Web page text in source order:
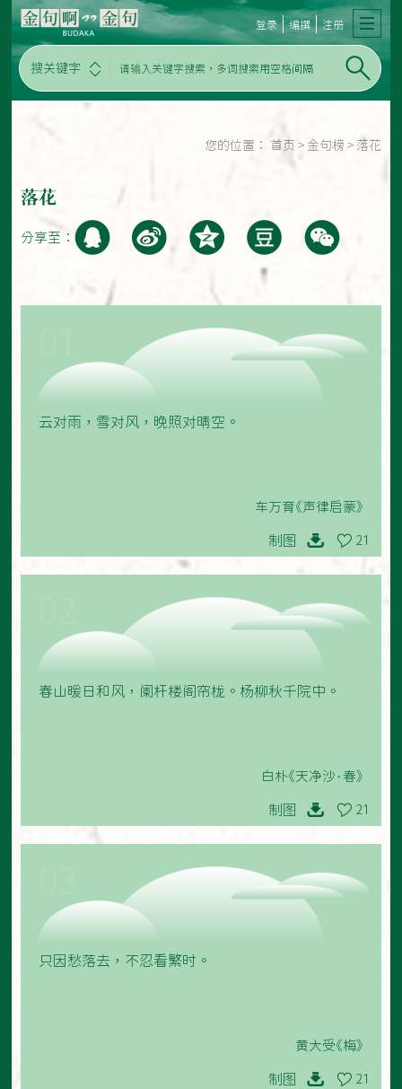
搜关键字
登录 编撰 注册
您的位置： 首页 > 金句榜 > 落花
落花
分享至：
云对雨，雪对风，晚照对晴空。
车万育《声律启蒙》
制图 21
春山暖日和风，阑杆楼阁帘栊。杨柳秋千院中。
白朴《天净沙·春》
制图 21
只因愁落去，不忍看繁时。
黄大受《梅》
制图 21